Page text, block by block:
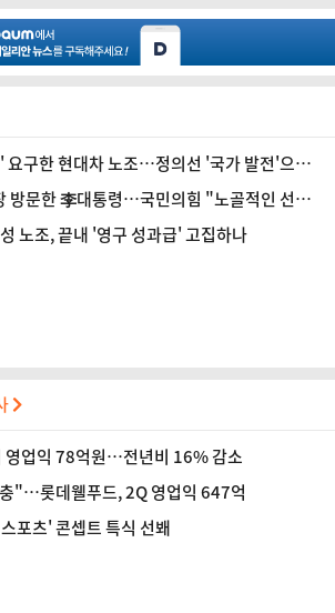
요구한 현대차 노조…정의선 '국가 발전'으로
방문한 李대통령…국민의힘 "노골적인 선거
노조, 끝내 '영구 성과급' 고집하나
영업익 78억원…전년비 16% 감소
"…롯데웰푸드, 2Q 영업익 647억
포츠' 콘셉트 특식 선봬